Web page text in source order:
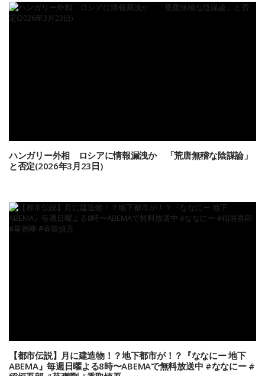
ハンガリー外相 ロシアに情報漏洩か 「荒唐無稽な陰謀論」
と否定(2026年3月23日)
【都市伝説】月に建造物！？地下都市が！？『ななにー 地下
ABEMA』毎週日曜よる8時〜ABEMAで無料放送中 #ななにー #